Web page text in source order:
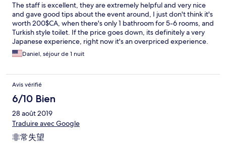
The staff is excellent, they are extremely helpful and very nice
and gave good tips about the event around, I just don't think it's
worth 200$CA, when there's only 1 bathroom for 5-6 rooms, and
Turkish style toilet. If the price goes down, its definitely a very
Japanese experience, right now it's an overpriced experience.
We got a 300$CA Ryokan earlier, and was way better and with
private onsens available.
Daniel, séjour de 1 nuit
Avis vérifié
6/10 Bien
28 août 2019
Traduire avec Google
非常失望